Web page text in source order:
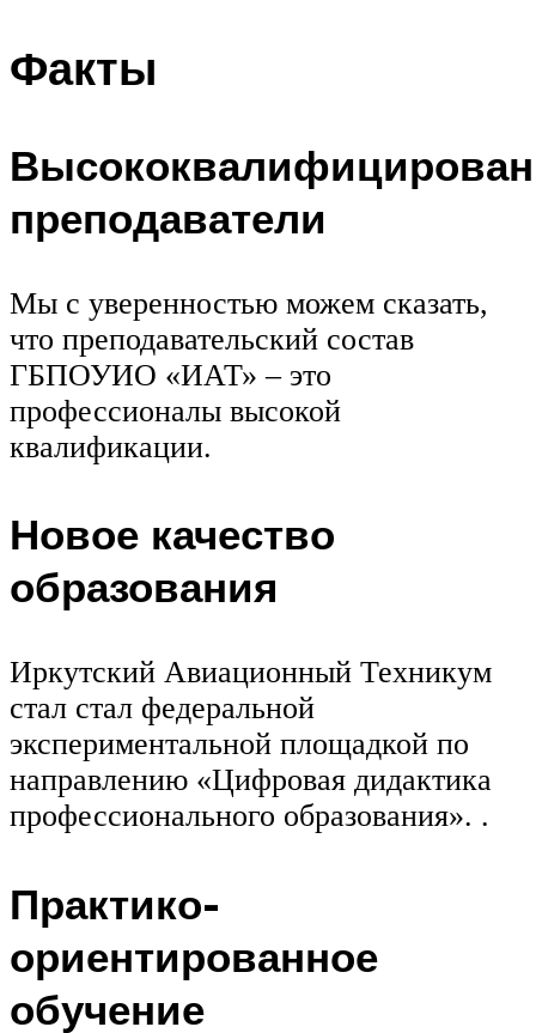
Факты
преподаватели
Мы с уверенностью можем сказать,
что преподавательский состав
ГБПОУИО «ИАТ» – это
профессионалы высокой
квалификации.
Новое качество
образования
Иркутский Авиационный Техникум
стал стал федеральной
экспериментальной площадкой по
направлению «Цифровая дидактика
профессионального образования». .
Практико-
ориентированное
обучение